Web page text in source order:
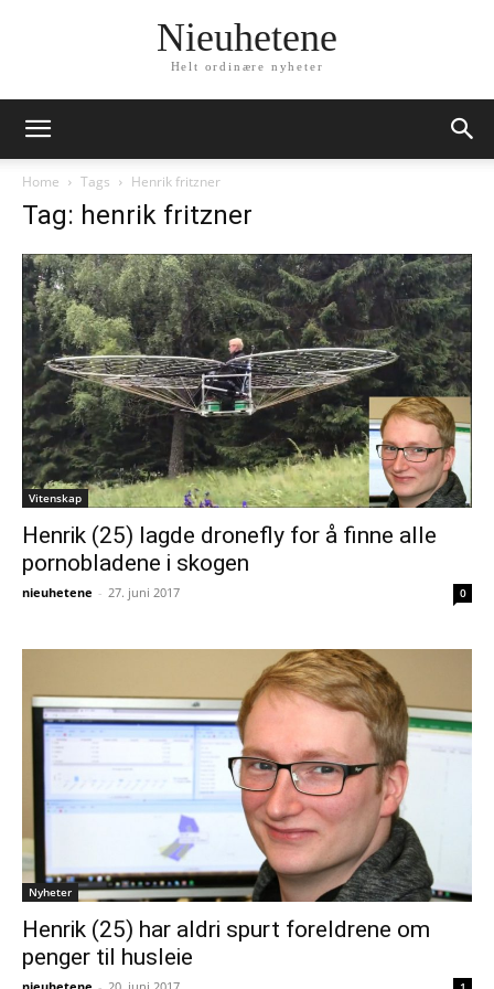
Nieuhetene
Helt ordinære nyheter
Home Tags Henrik fritzner
Tag: henrik fritzner
Vitenskap
Henrik (25) lagde dronefly for å finne alle
pornobladene i skogen
nieuhetene - 27. juni 2017 0
Nyheter
Henrik (25) har aldri spurt foreldrene om
penger til husleie